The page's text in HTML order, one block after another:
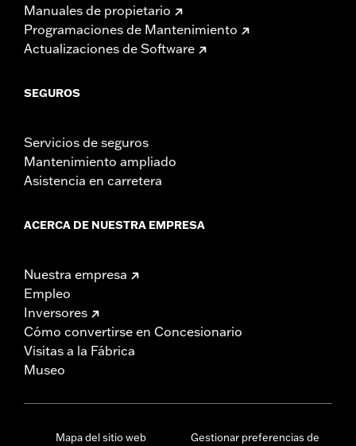
Manuales de propietario
Programaciones de Mantenimiento
Actualizaciones de Software
SEGUROS
Servicios de seguros
Mantenimiento ampliado
Asistencia en carretera
ACERCA DE NUESTRA EMPRESA
Nuestra empresa
Empleo
Inversores
Cómo convertirse en Concesionario
Visitas a la Fábrica
Museo
Mapa del sitio web
Gestionar preferencias de